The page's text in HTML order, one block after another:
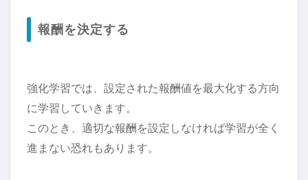
報酬を決定する
強化学習では、設定された報酬値を最大化する方向
に学習していきます。
このとき、適切な報酬を設定しなければ学習が全く
進まない恐れもあります。